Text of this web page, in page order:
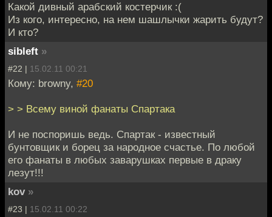
Какой дивный арабский костерчик :(
Из кого, интересно, на нем шашлычки жарить будут?
И кто?
sibleft »
#22 | 15.02.11 00:21
Кому: browny, #20
> > Всему виной фанаты Спартака
И не поспоришь ведь. Спартак - известный
бунтовщик и борец за народное счастье. По любой
его фанаты в любых заварушках первые в драку
лезут!!!
kov »
#23 | 15.02.11 00:22